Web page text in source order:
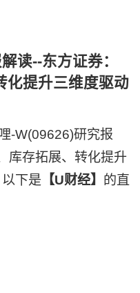
读--东方证券：
化提升三维度驱动
-W(09626)研究报
库存拓展、转化提升
下是 【U财经】 的直